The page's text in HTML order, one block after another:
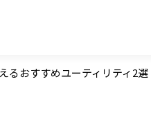
るおすすめユーティリティ2